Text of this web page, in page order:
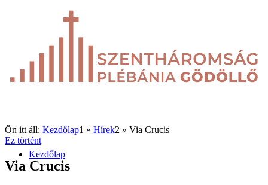
Kezdőlap
Ön itt áll: Kezdőlap1 » Hírek2 » Via Crucis
Ez történt
Via Crucis